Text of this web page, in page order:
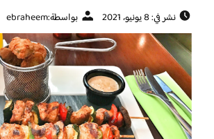
نشر في: 8 يونيو، 2021 بواسطة:ebraheem